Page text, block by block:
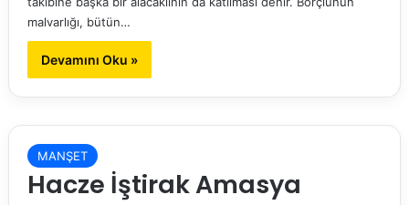
malvarlığı, bütün…
Devamını Oku »
MANŞET
Hacze İştirak Amasya